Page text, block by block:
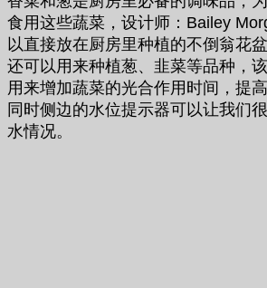
食用这些蔬菜，设计师：Bailey
以直接放在厨房里种植的不倒翁花
还可以用来种植葱、韭菜等品种，
用来增加蔬菜的光合作用时间，提
同时侧边的水位提示器可以让我们
水情况。